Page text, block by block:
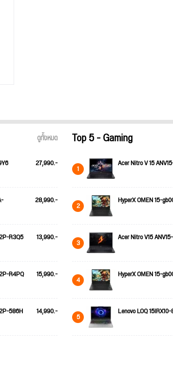
ดูทั้งหมด
27,990.-
28,990.-
R3Q5 13,990.-
R4PQ 15,990.-
586H 14,990.-
Top 5 - Gaming
1 Acer Nitro V 15
2 HyperX OMEN 15-
3 Acer Nitro V15
4 HyperX OMEN 15-
5 Lenovo LOQ